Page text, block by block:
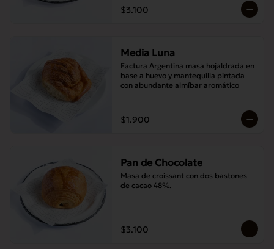
$3.100
Media Luna
Factura Argentina masa hojaldrada en
base a huevo y mantequilla pintada
con abundante almíbar aromático
$1.900
Pan de Chocolate
Masa de croissant con dos bastones
de cacao 48%.
$3.100